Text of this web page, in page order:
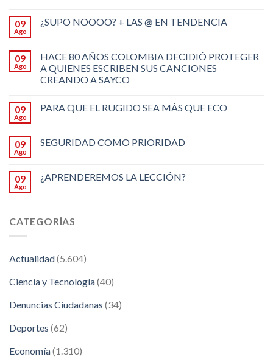
09
Ago
¿SUPO NOOOO? + LAS @ EN TENDENCIA
09
Ago
HACE 80 AÑOS COLOMBIA DECIDIÓ PROTEGER
A QUIENES ESCRIBEN SUS CANCIONES
CREANDO A SAYCO
09
Ago
PARA QUE EL RUGIDO SEA MÁS QUE ECO
09
Ago
SEGURIDAD COMO PRIORIDAD
09
Ago
¿APRENDEREMOS LA LECCIÓN?
CATEGORÍAS
Actualidad(5.604)
Ciencia y Tecnología(40)
Denuncias Ciudadanas (34)
Deportes (62)
Economía(1.310)